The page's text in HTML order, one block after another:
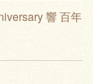
響 百年